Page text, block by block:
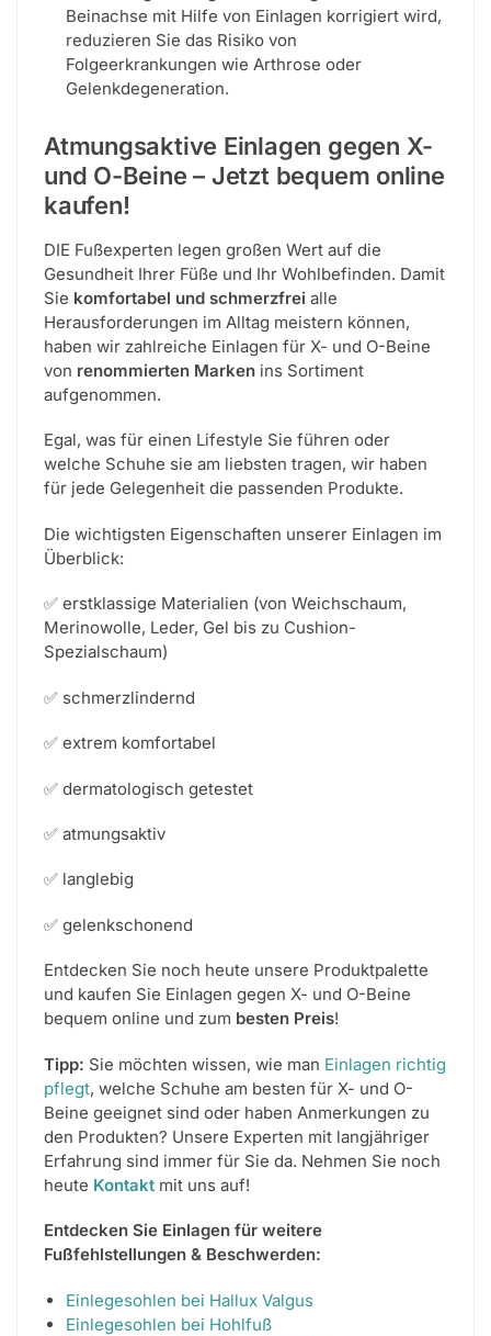
Beinachse mit Hilfe von Einlagen korrigiert wird,
reduzieren Sie das Risiko von
Folgeerkrankungen wie Arthrose oder
Gelenkdegeneration.
Atmungsaktive Einlagen gegen X-
und O-Beine – Jetzt bequem online
kaufen!
DIE Fußexperten legen großen Wert auf die
Gesundheit Ihrer Füße und Ihr Wohlbefinden. Damit
Sie komfortabel und schmerzfrei alle
Herausforderungen im Alltag meistern können,
haben wir zahlreiche Einlagen für X- und O-Beine
von renommierten Marken ins Sortiment
aufgenommen.
Egal, was für einen Lifestyle Sie führen oder
welche Schuhe sie am liebsten tragen, wir haben
für jede Gelegenheit die passenden Produkte.
Die wichtigsten Eigenschaften unserer Einlagen im
Überblick:
✅ erstklassige Materialien (von Weichschaum,
Merinowolle, Leder, Gel bis zu Cushion-
Spezialschaum)
✅ schmerzlindernd
✅ extrem komfortabel
✅ dermatologisch getestet
✅ atmungsaktiv
✅ langlebig
✅ gelenkschonend
Entdecken Sie noch heute unsere Produktpalette
und kaufen Sie Einlagen gegen X- und O-Beine
bequem online und zum besten Preis!
Tipp: Sie möchten wissen, wie man Einlagen richtig
pflegt, welche Schuhe am besten für X- und O-
Beine geeignet sind oder haben Anmerkungen zu
den Produkten? Unsere Experten mit langjähriger
Erfahrung sind immer für Sie da. Nehmen Sie noch
heute Kontakt mit uns auf!
Entdecken Sie Einlagen für weitere
Fußfehlstellungen & Beschwerden:
Einlegesohlen bei Hallux Valgus
Einlegesohlen bei Hohlfuß